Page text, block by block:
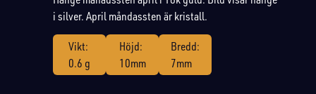
i silver. April måndassten är kristall.
Vikt:
0.6 g
Höjd:
10mm
Bredd:
7mm